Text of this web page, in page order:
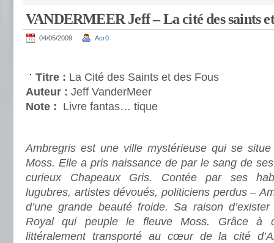
VANDERMEER Jeff – La cité des saints
04/05/2009 Acr0
Titre : La Cité des Saints et des Fous
Auteur : Jeff VanderMeer
Note : Livre fantas… tique
Ambregris est une ville mystérieuse qui se
Moss. Elle a pris naissance de par le sang de
curieux Chapeaux Gris. Contée par ses
lugubres, artistes dévoués, politiciens perdus –
d’une grande beauté froide. Sa raison
Royal qui peuple le fleuve Moss. Grâce à
littéralement transporté au cœur de la cité